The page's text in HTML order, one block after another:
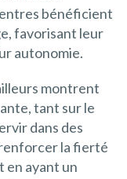
bénéficient
favorisant leur
autonomie.
montrent
tant sur le
dans des
la fierté
en ayant un